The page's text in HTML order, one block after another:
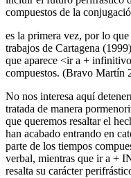
compuestos de la
es la primera vez, por lo
trabajos de Cartagena
que aparece <ir a +
compuestos. (Bravo Martín
No nos interesa aquí
tratada de manera
que queremos resaltar el
han acabado entrando en
parte de los tiempos
verbal, mientras que ir a +
resalta su carácter